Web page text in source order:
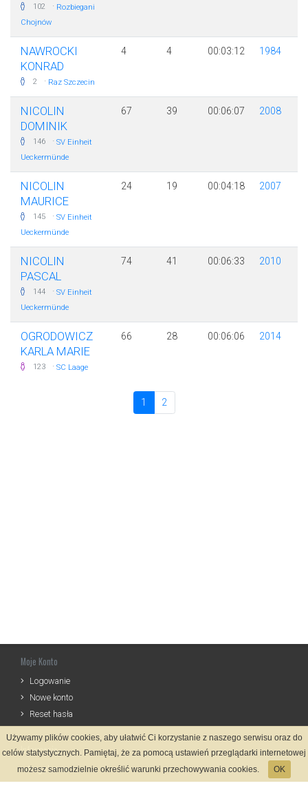
102 · Rozbiegani
Chojnów
NAWROCKI
KONRAD
2 · Raz Szczecin
4 4 00:03:12 1984
NICOLIN
DOMINIK
146 · SV Einheit
Ueckermünde
67 39 00:06:07 2008
NICOLIN
MAURICE
145 · SV Einheit
Ueckermünde
24 19 00:04:18 2007
NICOLIN
PASCAL
144 · SV Einheit
Ueckermünde
74 41 00:06:33 2010
OGRODOWICZ
KARLA MARIE
123 · SC Laage
66 28 00:06:06 2014
1 2
Moje Konto
Logowanie
Nowe konto
Reset hasła
Informacje
Regulamin
Używamy plików cookies, aby ułatwić Ci korzystanie z naszego serwisu oraz do
celów statystycznych. Pamiętaj, że za pomocą ustawień przeglądarki internetowej
możesz samodzielnie określić warunki przechowywania cookies.
OK